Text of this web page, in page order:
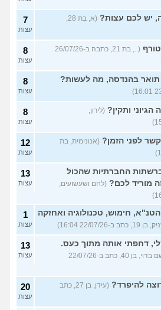
יש לכם עצות?
(א, בת 28,
7
עצות
(.., בת 21, כתבה ב-26/07/26
8
עצות
בהנדסה, מה לעשות? 8
עצות
ותקין? (לירון,
8
עצות
לפני הזמן? (אנונימית, בת
12
עצות
החברתיות שהכול
מוריד לכם? (לחם ושעשועים,
13
עצות
חימוש, טכנולוגיה ואחזקה
ב-22/07/26 16:04)
1
עצות
דחפתי אותה מתוך כעס.
(אלכס, שם בדוי, בן 40, כתב ב-22/07/26
13
עצות
להיפרד?
(עידן, בן 27, כתב
20
עצות